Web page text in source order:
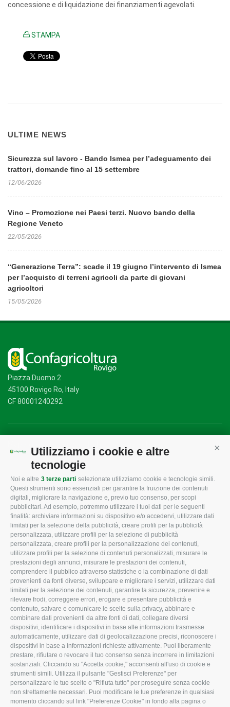
Utilizziamo i cookie e altre
tecnologie
Noi e altre 3 terze parti selezionate utilizziamo cookie e tecnologie simili.
Questi strumenti sono essenziali per garantire la fruizione dei contenuti
digitali, migliorare la navigazione e, previo tuo consenso, per scopi
pubblicitari. Ad esempio, potremmo utilizzare i tuoi dati per le seguenti
finalità: archiviare informazioni su dispositivo e/o accedervi, utilizzare dati
limitati per la selezione della pubblicità, creare profili per la pubblicità
personalizzata, utilizzare profili per la selezione di pubblicità
personalizzata, creare profili per la personalizzazione dei contenuti,
utilizzare profili per la selezione di contenuti personalizzati, misurare le
prestazioni degli annunci, misurare le prestazioni dei contenuti,
comprendere il pubblico attraverso statistiche o la combinazione di dati
provenienti da fonti diverse, sviluppare e migliorare i servizi, utilizzare dati
limitati per la selezione dei contenuti, garantire la sicurezza, prevenire e
rilevare frodi, correggere errori, erogare e presentare pubblicità e
contenuto, salvare e comunicare le scelte sulla privacy, abbinare e
combinare dati provenienti da altre fonti di dati, collegare diversi
dispositivi, identificare i dispositivi in base alle informazioni trasmesse
automaticamente, utilizzare dati di geolocalizzazione precisi, riconoscere i
dispositivi in base a informazioni richieste attivamente. Puoi liberamente
prestare, rifiutare o revocare il tuo consenso senza incorrere in limitazioni
sostanziali. Cliccando su "Accetta cookie," acconsenti all'uso di cookie e
strumenti simili. Utilizza il pulsante "Gestisci Preferenze" per
personalizzare le tue scelte o "Rifiuta tutto" per proseguire senza cookie
non strettamente necessari. Puoi modificare le tue preferenze in qualsiasi
momento cliccando sul link "Preferenze Cookie" in fondo alla pagina o
concessione e di liquidazione dei finanziamenti agevolati
STAMPA
ULTIME NEWS
Sicurezza sul lavoro - Bando Ismea per l’adeguamento dei
trattori, domande fino al 15 settembre
12/06/2026
Vino – Promozione nei Paesi terzi. Nuovo bando della
Regione Veneto
22/05/2026
“Generazione Terra”: scade il 19 giugno l’intervento di Ismea
per l’acquisto di terreni agricoli da parte di giovani
agricoltori
15/05/2026
Piazza Duomo 2
45100 Rovigo Ro, Italy
CF 80001240292
CONFAGRICOLTURA
ROVIGO
L'Associazione
Missione e Progetto
Organigramma aziendale
I Nostri Servizi
Uffici della Sede
provinciale
Le Sedi di Zona
Agricoltori S.r.l.
Whistleblowing
Confagricoltura Rovigo e
Agricoltori srl
CONFAGRICOLTURA
INFORMA
Tecnico
Fiscale
Lavoro
Ambiente
Associazione
CONFAGRICOLTURA
ATTIVA
Notizie in evidenza
Eventi
Comunicati Stampa
Video
Iscrizione Newsletter